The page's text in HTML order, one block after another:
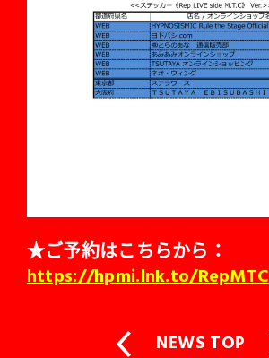
★ご予約はこちらから：
https://hpmi.lnk.to/RepMTC
NEWS TOP